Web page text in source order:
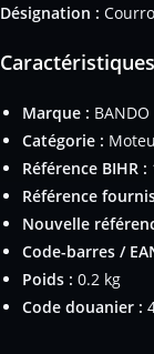
Désignation :
Caractéristiques
Marque : BANDO
Catégorie :
Référence BIHR :
Référence
Nouvelle
Code-barres /
Poids : 0.2 kg
Code douanier :